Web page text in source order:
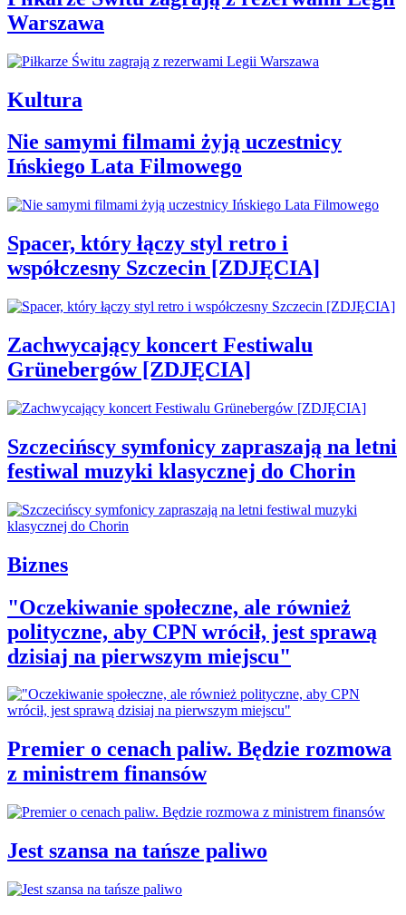
Warszawa
Kultura
Nie samymi filmami żyją uczestnicy
Ińskiego Lata Filmowego
Spacer, który łączy styl retro i
współczesny Szczecin [ZDJĘCIA]
Zachwycający koncert Festiwalu
Grünebergów [ZDJĘCIA]
Szczecińscy symfonicy zapraszają na letni
festiwal muzyki klasycznej do Chorin
Biznes
"Oczekiwanie społeczne, ale również
polityczne, aby CPN wrócił, jest sprawą
dzisiaj na pierwszym miejscu"
Premier o cenach paliw. Będzie rozmowa
z ministrem finansów
Jest szansa na tańsze paliwo